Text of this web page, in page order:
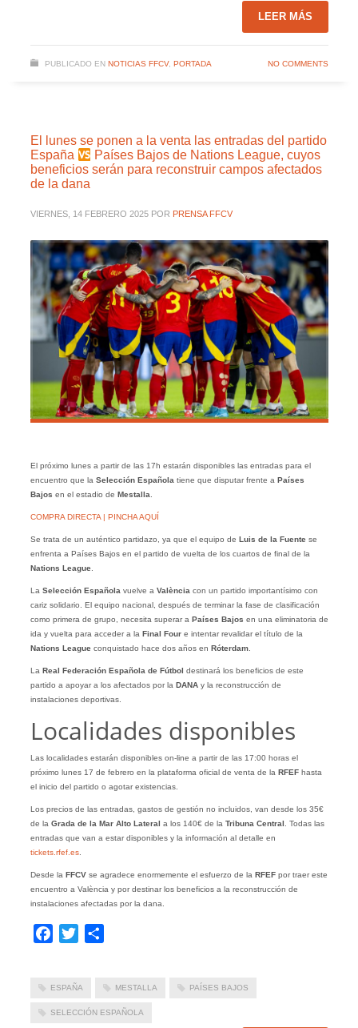
LEER MÁS
PUBLICADO EN NOTICIAS FFCV, PORTADA NO COMMENTS
El lunes se ponen a la venta las entradas del partido
España
Países Bajos de Nations League, cuyos
beneficios serán para reconstruir campos afectados
de la dana
VIERNES, 14 FEBRERO 2025 POR PRENSA FFCV
El próximo lunes a partir de las 17h estarán disponibles las entradas para el
encuentro que la Selección Española tiene que disputar frente a Países
Bajos en el estadio de Mestalla
COMPRA DIRECTA | PINCHA AQUÍ
Se trata de un auténtico partidazo, ya que el equipo de Luis de la Fuentese
enfrenta a Países Bajos en el partido de vuelta de los cuartos de final de la
Nations League.
La Selección Española vuelve a València con un partido importantísimo con
cariz solidario. El equipo nacional, después de terminar la fase de clasificación
como primera de grupo, necesita superar a Países Bajos en una eliminatoria de
ida y vuelta para acceder a la Final Four e intentar revalidar el título de la
Nations Leagueconquistado hace dos años en Róterdam.
La Real Federación Española de Fútbol destinará los beneficios de este
partido a apoyar a los afectados por la DANAy la reconstrucción de
instalaciones deportivas.
Localidades disponibles
Las localidades estarán disponibles on-line a partir de las 17:00 horas el
próximo lunes 17 de febrero en la plataforma oficial de venta de la RFEFhasta
el inicio del partido o agotar existencias.
Los precios de las entradas, gastos de gestión no incluidos, van desde los 35€
de la Grada de la Mar Alto Lateral a los 140€ de la Tribuna Central . Todas las
entradas que van a estar disponibles y la información al detalle en
tickets.rfef.es.
Desde la FFCVse agradece enormemente el esfuerzo de la RFEFpor traer este
encuentro a València y por destinar los beneficios a la reconstrucción de
instalaciones afectadas por la dana.
Facebook
Twitter
ESPAÑA MESTALLA PAÍSES BAJOS
SELECCIÓN ESPAÑOLA